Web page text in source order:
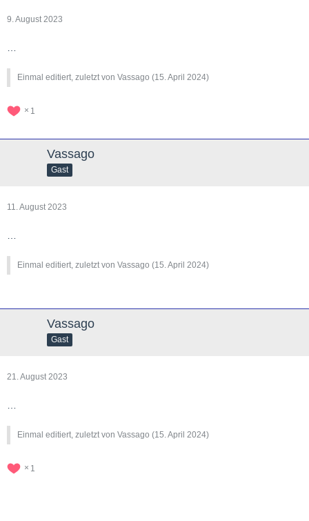
9. August 2023
Einmal editiert, zuletzt von Vassago (15. April 2024)
1
Vassago
Gast
11. August 2023
Einmal editiert, zuletzt von Vassago (15. April 2024)
Vassago
Gast
21. August 2023
Einmal editiert, zuletzt von Vassago (15. April 2024)
1